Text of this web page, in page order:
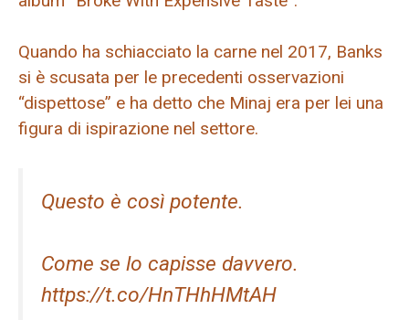
Quando ha schiacciato la carne nel 2017, Banks
si è scusata per le precedenti osservazioni
“dispettose” e ha detto che Minaj era per lei una
figura di ispirazione nel settore.
Questo è così potente.
Come se lo capisse davvero.
https://t.co/HnTHhHMtAH